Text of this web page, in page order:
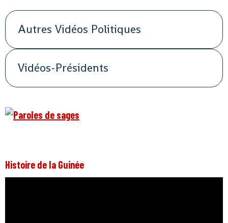
Autres Vidéos Politiques
Vidéos-Présidents
Histoire de la Guinée